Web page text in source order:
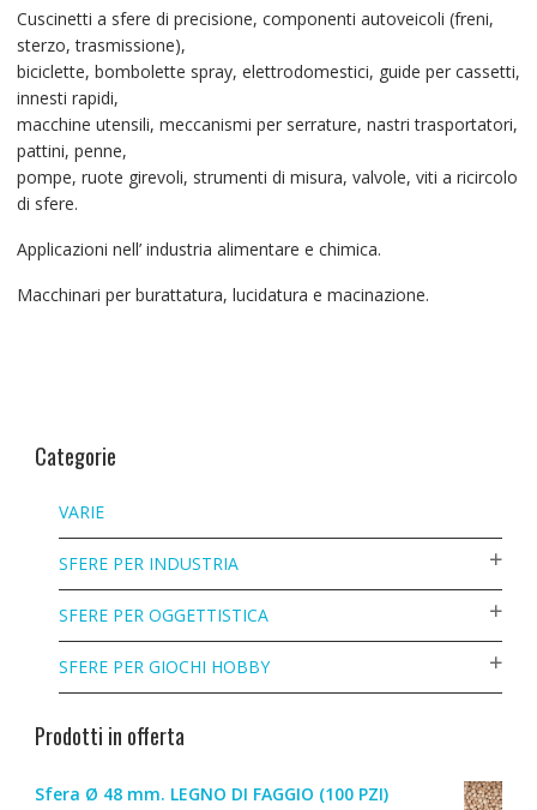
Cuscinetti a sfere di precisione, componenti autoveicoli (freni,
sterzo, trasmissione),
biciclette, bombolette spray, elettrodomestici, guide per cassetti,
innesti rapidi,
macchine utensili, meccanismi per serrature, nastri trasportatori,
pattini, penne,
pompe, ruote girevoli, strumenti di misura, valvole, viti a ricircolo
di sfere.
Applicazioni nell’ industria alimentare e chimica.
Macchinari per burattatura, lucidatura e macinazione.
Categorie
VARIE
SFERE PER INDUSTRIA
SFERE PER OGGETTISTICA
SFERE PER GIOCHI HOBBY
Prodotti in offerta
Sfera Ø 48 mm. LEGNO DI FAGGIO (100 PZI)